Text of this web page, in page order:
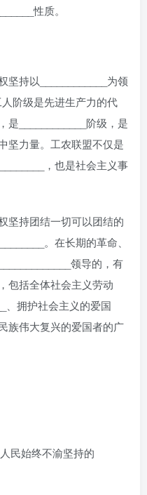
性质。
持以____________为领
阶级是先进生产力的代
是____________阶级，是
坚力量。工农联盟不仅是
，也是社会主义事
坚持团结一切可以团结的
。在长期的革命、
领导的，有
包括全体社会主义劳动
、拥护社会主义的爱国
族伟大复兴的爱国者的广
民始终不渝坚持的